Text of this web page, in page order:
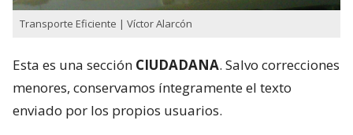
Transporte Eficiente | Víctor Alarcón
Esta es una sección CIUDADANA. Salvo correcciones
menores, conservamos íntegramente el texto
enviado por los propios usuarios.